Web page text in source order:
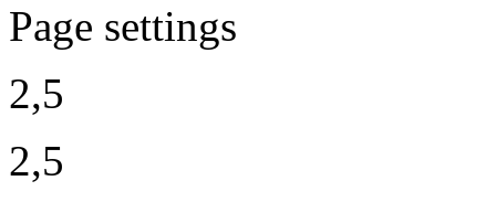
Page settings
2,5
2,5